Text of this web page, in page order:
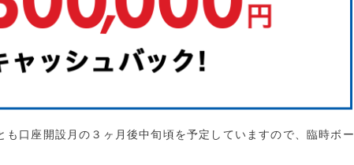
も口座開設月の３ヶ月後中旬頃を予定していますので、臨時ボー